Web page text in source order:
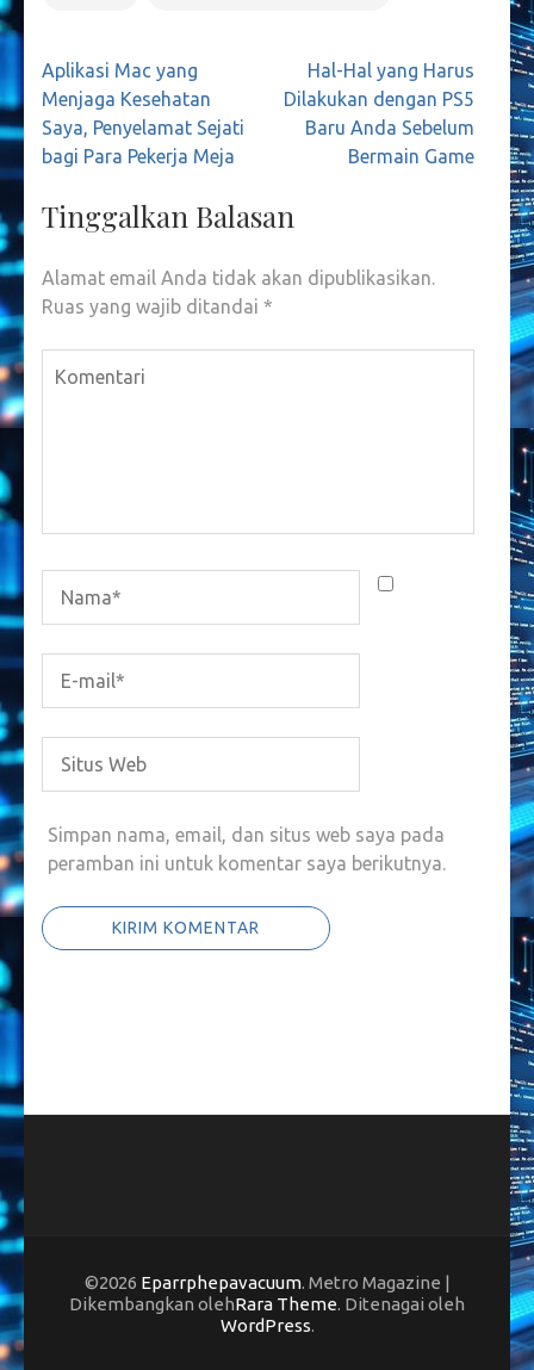
Navigasi
pos
Aplikasi Mac yang
Menjaga Kesehatan
Saya, Penyelamat Sejati
bagi Para Pekerja Meja
Hal-Hal yang Harus
Dilakukan dengan PS5
Baru Anda Sebelum
Bermain Game
Tinggalkan Balasan
Alamat email Anda tidak akan dipublikasikan.
Ruas yang wajib ditandai *
Simpan nama, email, dan situs web saya pada
peramban ini untuk komentar saya berikutnya.
©2026 Eparrphepavacuum. Metro Magazine |
Dikembangkan olehRara Theme. Ditenagai oleh
WordPress.